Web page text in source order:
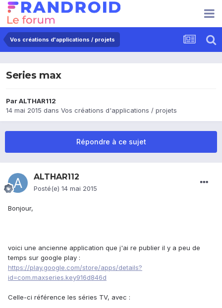
Vos créations d'applications / projets
Series max
ParALTHAR112
14 mai 2015 dans Vos créations d'applications / projets
Répondre à ce sujet
ALTHAR112
Posté(e) 14 mai 2015
Bonjour,
voici une ancienne application que j'ai re publier il y a peu de
temps sur google play :
https://play.google.com/store/apps/details?
id=com.maxseries.key916d846d
Celle-ci référence les séries TV, avec :